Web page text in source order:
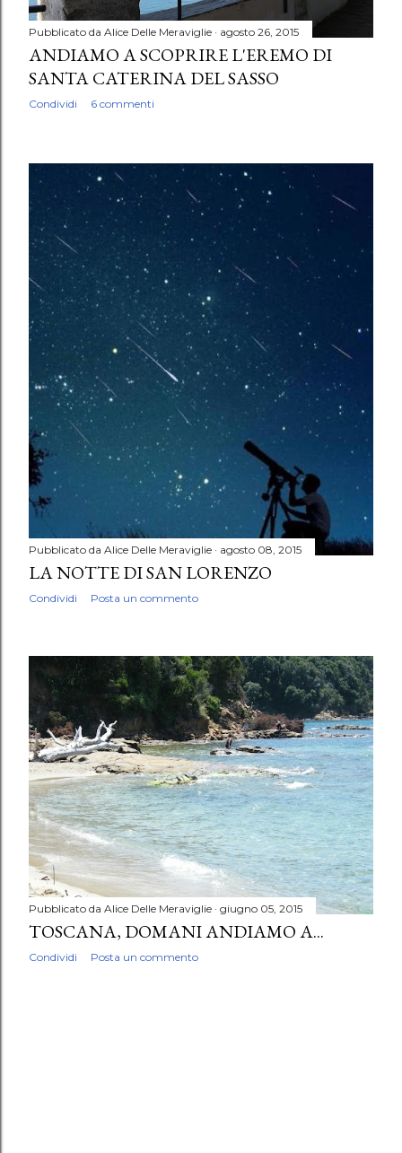
Pubblicato da Alice Delle Meraviglie agosto 26, 2015
ANDIAMO A SCOPRIRE L'EREMO DI
SANTA CATERINA DEL SASSO
Condividi 6 commenti
Pubblicato da Alice Delle Meraviglie agosto 08, 2015
LA NOTTE DI SAN LORENZO
Condividi Posta un commento
Pubblicato da Alice Delle Meraviglie giugno 05, 2015
TOSCANA, DOMANI ANDIAMO A...
Condividi Posta un commento